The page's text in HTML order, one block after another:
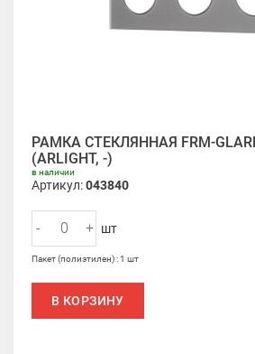
РАМКА СТЕКЛЯННАЯ FRM-
(ARLIGHT, -)
в наличии
Артикул:043840
- + шт
Пакет (полиэтилен) : 1 шт
В КОРЗИНУ